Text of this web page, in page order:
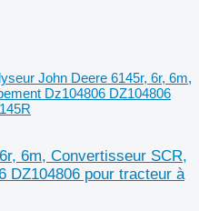
John Deere 6145r, 6r, 6m,
Dz104806 DZ104806
6m, Convertisseur SCR,
DZ104806 pour tracteur à